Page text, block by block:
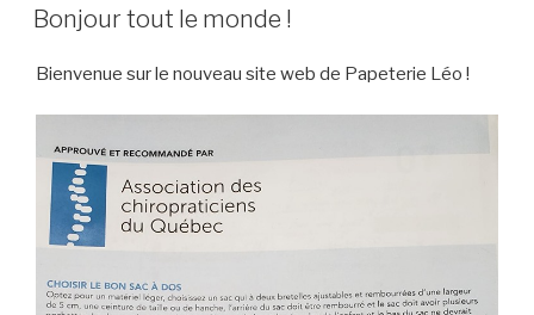
LE
Bonjour tout le monde !
Bienvenue sur le nouveau site web de Papeterie Léo !